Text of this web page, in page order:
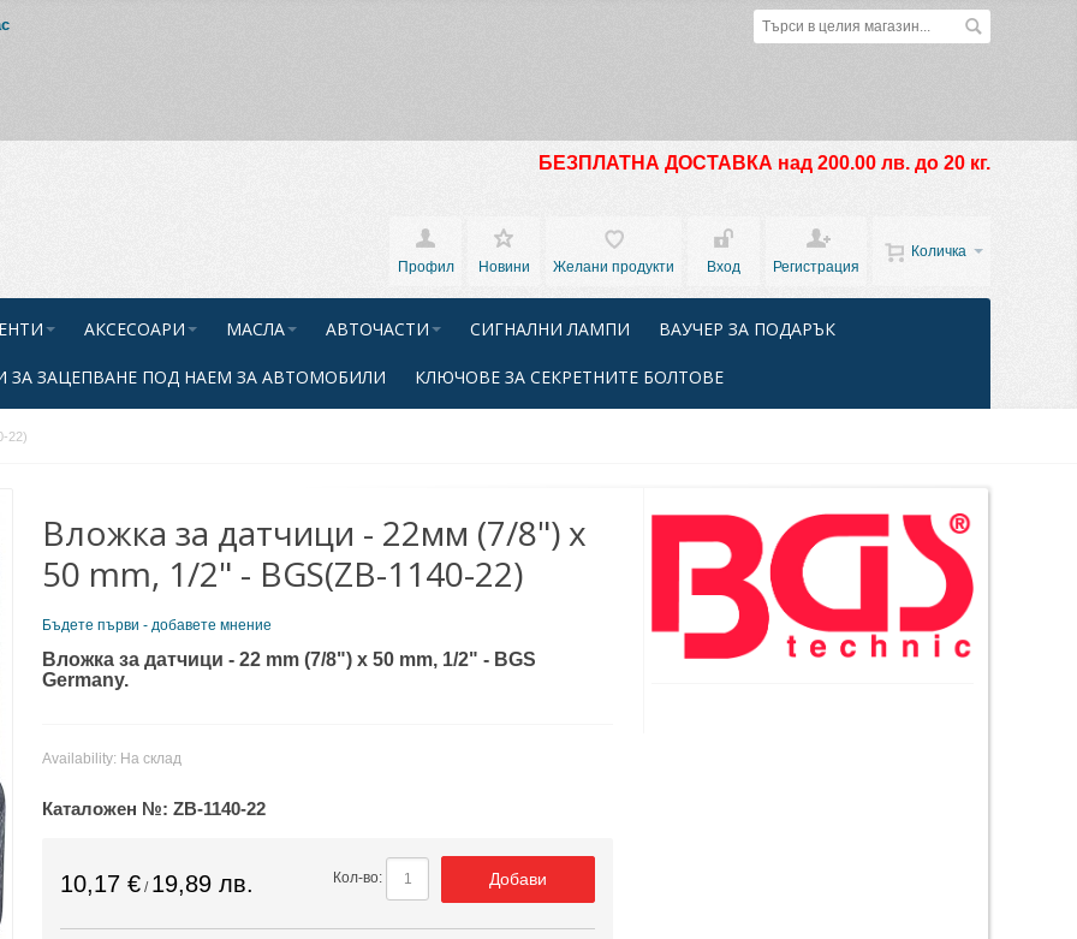
БЕЗПЛАТНА ДОСТАВКА над 200.00 лв. до 20 кг.
Количка
Профил
Новини Желани продукти Вход Регистрация
АКСЕСОАРИ МАСЛА АВТОЧАСТИ СИГНАЛНИ ЛАМПИ ВАУЧЕР ЗА ПОДАРЪК
ЗА ЗАЦЕПВАНЕ ПОД НАЕМ ЗА АВТОМОБИЛИ КЛЮЧОВЕ ЗА СЕКРЕТНИТЕ БОЛТОВЕ
22)
Вложка за датчици - 22мм (7/8") x
50 mm, 1/2" - BGS(ZB-1140-22)
Бъдете първи - добавете мнение
Вложка за датчици - 22 mm (7/8") x 50 mm, 1/2" - BGS
Germany.
Availability: На склад
Каталожен №:ZB-1140-22
10,17 € / 19,89 лв. Кол-во: Добави